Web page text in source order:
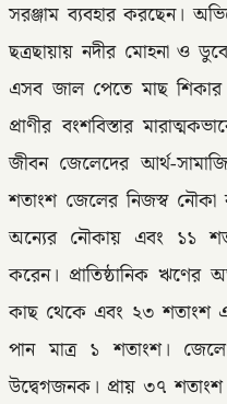
সরঞ্জাম ব্যবহার করছেন।
ছত্রছায়ায় নদীর মোহনা ও
এসব জাল পেতে মাছ
প্রাণীর বংশবিস্তার
জীবন জেলেদের আর্থ-
শতাংশ জেলের নিজস্ব নৌকা
অন্যের নৌকায় এবং ১১
করেন। প্রাতিষ্ঠানিক
কাছ থেকে এবং ২৩ শতাংশ
পান মাত্র ১ শতাংশ।
উদ্বেগজনক। প্রায় ৩৭